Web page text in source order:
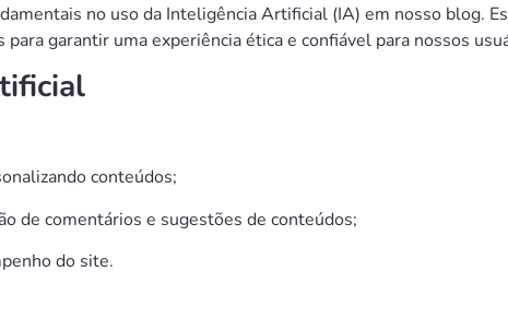
no uso da Inteligência Artificial (IA) em nosso blog.
garantir uma experiência ética e confiável para nossos
conteúdos;
de comentários e sugestões de conteúdos;
do site.